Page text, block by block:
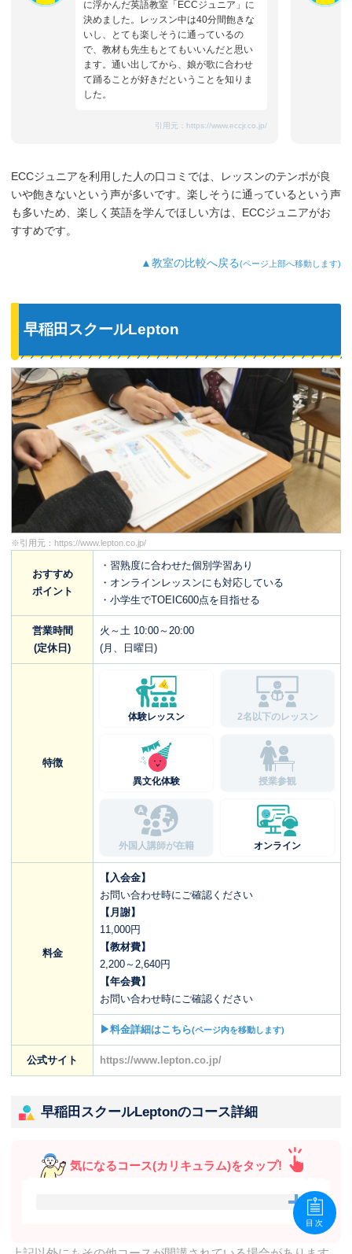
に浮かんだ英語教室「ECCジュニア」に
決めました。レッスン中は40分間飽きな
いし、とても楽しそうに通っているの
で、教材も先生もとてもいいんだと思い
ます。通い出してから、娘が歌に合わせ
て踊ることが好きだということを知りま
した。
引用元： https://www.eccjr.co.jp/
ECCジュニアを利用した人の口コミでは、レッスンのテンポが良
いや飽きないという声が多いです。楽しそうに通っているという声
も多いため、楽しく英語を学んでほしい方は、ECCジュニアがお
すすめです。
▲教室の比較へ戻る(ページ上部へ移動します)
早稲田スクールLepton
※引用元： https://www.lepton.co.jp/
おすすめ
ポイント
・習熟度に合わせた個別学習あり
・オンラインレッスンにも対応している
・小学生でTOEIC600点を目指せる
営業時間
(定休日)
火～土 10:00～20:00
(月、日曜日)
特徴
体験レッスン 2名以下のレッスン
異文化体験 授業参観
外国人講師が在籍 オンライン
料金
【入会金】
お問い合わせ時にご確認ください
【月謝】
11,000円
【教材費】
2,200～2,640円
【年会費】
お問い合わせ時にご確認ください
▶料金詳細はこちら(ページ内を移動します)
公式サイト https://www.lepton.co.jp/
早稲田スクールLeptonのコース詳細
気になるコース(カリキュラム)をタップ!
目次